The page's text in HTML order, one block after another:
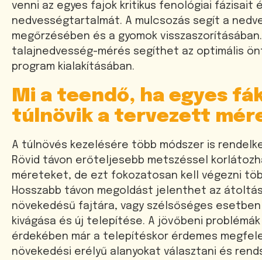
venni az egyes fajok kritikus fenológiai fázisait
nedvességtartalmát. A mulcsozás segít a
megőrzésében és a gyomok
talajnedvesség-mérés segíthet az optimális
program kialakításában.
Mi a teendő, ha egyes
túlnövik a tervezett
A túlnövés kezelésére több módszer is
Rövid távon erőteljesebb metszéssel
méreteket, de ezt fokozatosan kell végezni
Hosszabb távon megoldást jelenthet az
növekedésű fajtára, vagy szélsőséges
kivágása és új telepítése. A jövőbeni
érdekében már a telepítéskor érdemes
növekedési erélyű alanyokat választani és